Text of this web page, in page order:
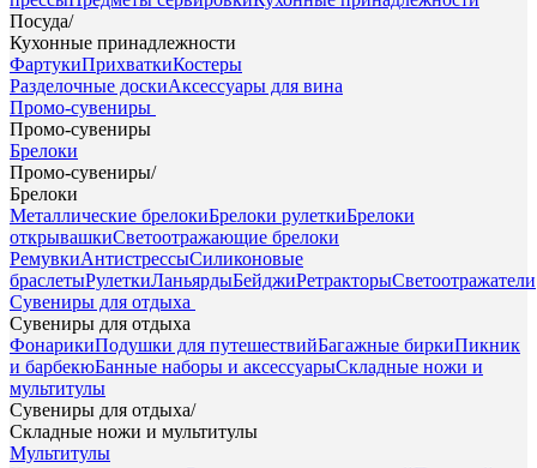
Посуда/
Кухонные принадлежности
ФартукиПрихваткиКостеры
Разделочные доскиАксессуары для вина
Промо-сувениры
Промо-сувениры
Брелоки
Промо-сувениры/
Брелоки
Металлические брелокиБрелоки рулеткиБрелоки
открывашкиСветоотражающие брелоки
РемувкиАнтистрессыСиликоновые
браслетыРулеткиЛаньярдыБейджиРетракторыСветоотражатели
Сувениры для отдыха
Сувениры для отдыха
ФонарикиПодушки для путешествийБагажные биркиПикник
и барбекюБанные наборы и аксессуарыСкладные ножи и
мультитулы
Сувениры для отдыха/
Складные ножи и мультитулы
Мультитулы